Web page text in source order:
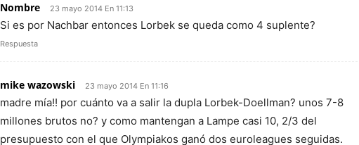
Nombre 23 mayo 2014 En 11:13
Si es por Nachbar entonces Lorbek se queda como 4 suplente?
Respuesta
mike wazowski 23 mayo 2014 En 11:16
madre mía!! por cuánto va a salir la dupla Lorbek-Doellman? unos 7-8
millones brutos no? y como mantengan a Lampe casi 10, 2/3 del
presupuesto con el que Olympiakos ganó dos euroleagues seguidas.